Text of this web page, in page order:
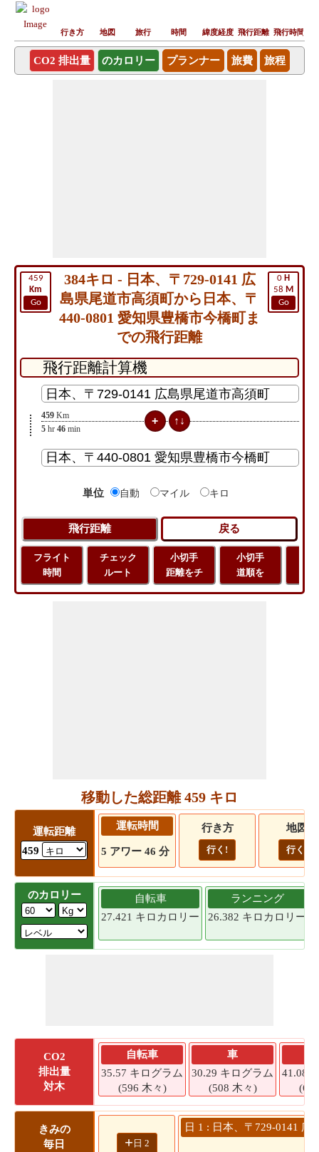
行き方 地図 旅行 時間 緯度経度 飛行距離 飛行時間
CO2 排出量 のカロリー プランナー 旅費 旅程
459
Km
Go
0 H
58 M
Go
384キロ - 日本、〒729-0141 広
島県尾道市高須町から日本、〒
440-0801 愛知県豊橋市今橋町ま
での飛行距離
459 Km
5 hr 46 min
単位 自動 マイル キロ
フライト
時間
チェック
ルート
小切手
距離をチ
小切手
道順を
移動した総距離 459 キロ
運転距離
459
運転時間
5 アワー 46 分
行き方
行く!
地図
行く!
のカロリー
自転車
27.421 キロカロリー
ランニング
26.382 キロカロリー
CO2
排出量
対木
自転車
35.57 キログラム
(596 木々)
車
30.29 キログラム
(508 木々)
41.08
きみの
毎日
+ 日 2
日 1 : 日本、〒729-0141 広